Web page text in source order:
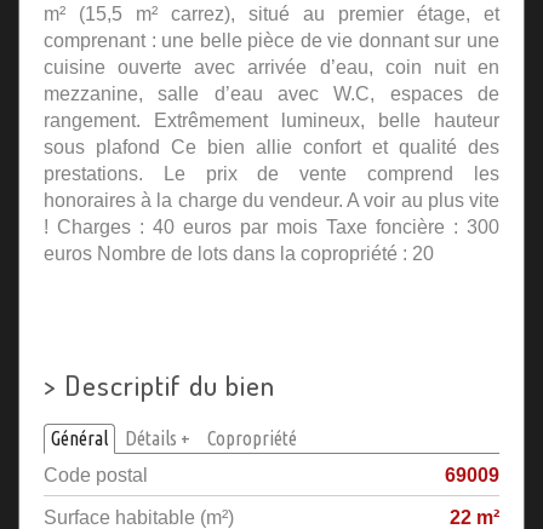
m² (15,5 m² carrez), situé au premier étage, et
comprenant : une belle pièce de vie donnant sur une
cuisine ouverte avec arrivée d’eau, coin nuit en
mezzanine, salle d’eau avec W.C, espaces de
rangement. Extrêmement lumineux, belle hauteur
sous plafond Ce bien allie confort et qualité des
prestations. Le prix de vente comprend les
honoraires à la charge du vendeur. A voir au plus vite
! Charges : 40 euros par mois Taxe foncière : 300
euros Nombre de lots dans la copropriété : 20
> Descriptif du bien
Général Détails +
Copropriété
Code postal
69009
Surface habitable (m²)
22 m²